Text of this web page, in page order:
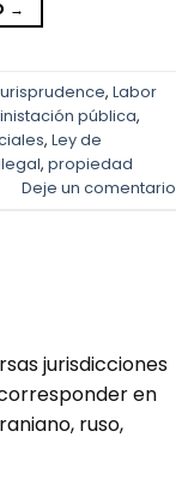
→
, Labor
pública,
, Ley de
, propiedad
Deje un comentario
jurisdicciones
en
ruso,